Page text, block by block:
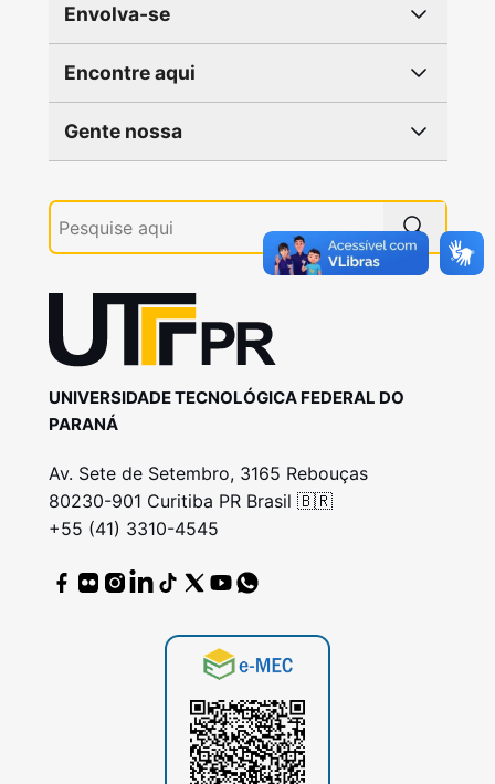
Envolva-se
Encontre aqui
Gente nossa
UNIVERSIDADE TECNOLÓGICA FEDERAL DO
PARANÁ
Av. Sete de Setembro, 3165 Rebouças
80230-901 Curitiba PR Brasil 🇧🇷
+55 (41) 3310-4545